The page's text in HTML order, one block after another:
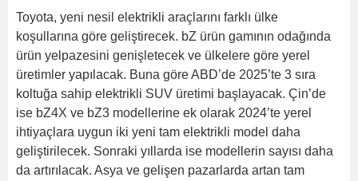
Toyota, yeni nesil elektrikli araçlarını farklı ülke
koşullarına göre geliştirecek. bZ ürün gamının odağında
ürün yelpazesini genişletecek ve ülkelere göre yerel
üretimler yapılacak. Buna göre ABD’de 2025’te 3 sıra
koltuğa sahip elektrikli SUV üretimi başlayacak. Çin’de
ise bZ4X ve bZ3 modellerine ek olarak 2024’te yerel
ihtiyaçlara uygun iki yeni tam elektrikli model daha
geliştirilecek. Sonraki yıllarda ise modellerin sayısı daha
da artırılacak. Asya ve gelişen pazarlarda artan tam